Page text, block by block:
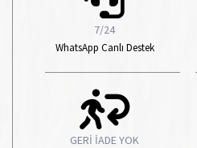
7/24
WhatsApp Canlı Destek
GERİ İADE YOK